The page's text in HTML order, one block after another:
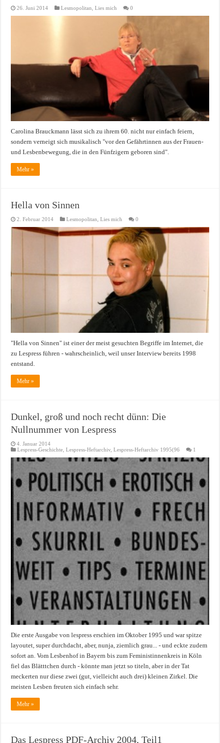
26. Juni 2014 Lesmopolitan ,Lies mich 0
Carolina Brauckmann lässt sich zu ihrem 60. nicht nur einfach feiern,
sondern verneigt sich musikalisch "vor den Gefährtinnen aus der Frauen-
und Lesbenbewegung, die in den Fünfzigern geboren sind".
Mehr »
Hella von Sinnen
2. Februar 2014 Lesmopolitan ,Lies mich 0
"Hella von Sinnen" ist einer der meist gesuchten Begriffe im Internet, die
zu Lespress führen - wahrscheinlich, weil unser Interview bereits 1998
entstand.
Mehr »
Dunkel, groß und noch recht dünn: Die
Nullnummer von Lespress
4. Januar 2014
Lespress-Geschichte ,Lespress-Heftarchiv,Lespress-Heftarchiv 1995(96 1
Die erste Ausgabe von lespress erschien im Oktober 1995 und war spitze
layoutet, super durchdacht, aber, nunja, ziemlich grau... - und eckte zudem
sofort an. Vom Lesbenhof in Bayern bis zum Feministinnenkreis in Köln
fiel das Blätttchen durch - könnte man jetzt so titeln, aber in der Tat
meckerten nur diese zwei (gut, vielleicht auch drei) kleinen Zirkel. Die
meisten Lesben freuten sich einfach sehr.
Mehr »
Das Lespress PDF-Archiv 2004, Teil1